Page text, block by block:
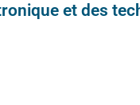
et des